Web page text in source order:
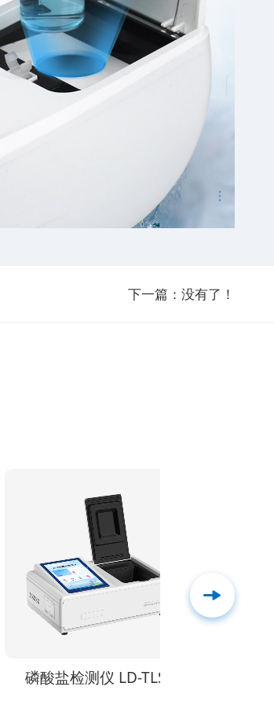
下一篇：没有了！
磷酸盐检测仪 LD-TLSY